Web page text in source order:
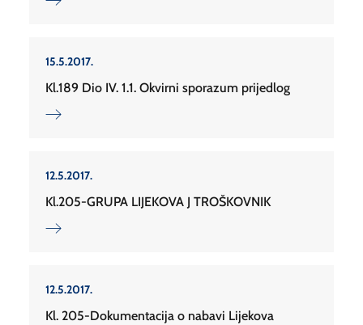
15.5.2017.
Kl.189 Dio IV. 1.1. Okvirni sporazum prijedlog
12.5.2017.
Kl.205-GRUPA LIJEKOVA J TROŠKOVNIK
12.5.2017.
Kl. 205-Dokumentacija o nabavi Lijekova